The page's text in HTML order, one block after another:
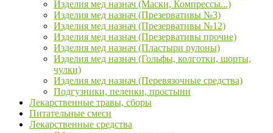
Изделия мед назнач (Маски, Компрессы...)
Изделия мед назнач (Презервативы №3)
Изделия мед назнач (Презервативы №12)
Изделия мед назнач (Презервативы прочие)
Изделия мед назнач (Пластыри рулоны)
Изделия мед назнач (Гольфы, колготки, шорты,
чулки)
Изделия мед назнач (Перевязочные средства)
Подгузники, пеленки, простыни
Лекарственные травы, сборы
Питательные смеси
Лекарственные средства